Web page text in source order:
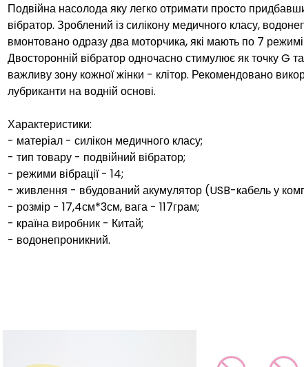
Подвійна насолода яку легко отримати просто
вібратор. Зроблений із силікону медичного класу,
вмонтовано одразу два моторчика, які мають по 7
Двосторонній вібратор одночасно стимулює як точку G
важливу зону кожної жінки - клітор. Рекомендовано
лубриканти на водній основі.
Характеристики:
- матеріал - силікон медичного класу;
- тип товару - подвійний вібратор;
- режими вібрації - 14;
- живлення - вбудований акумулятор (USB-кабель у
- розмір - 17,4см*3см, вага - 117грам;
- країна виробник - Китай;
- водонепроникний.